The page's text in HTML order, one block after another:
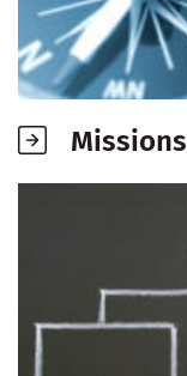
Missions